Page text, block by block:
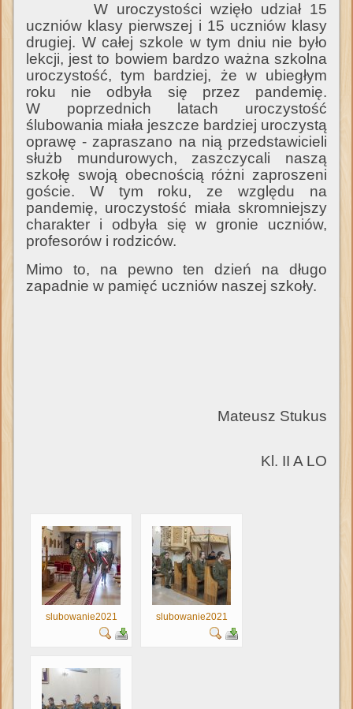
W uroczystości wzięło udział 15
uczniów klasy pierwszej i 15 uczniów klasy
drugiej. W całej szkole w tym dniu nie było
lekcji, jest to bowiem bardzo ważna szkolna
uroczystość, tym bardziej, że w ubiegłym
roku nie odbyła się przez pandemię.
W poprzednich latach uroczystość
ślubowania miała jeszcze bardziej uroczystą
oprawę - zapraszano na nią przedstawicieli
służb mundurowych, zaszczycali naszą
szkołę swoją obecnością różni zaproszeni
goście. W tym roku, ze względu na
pandemię, uroczystość miała skromniejszy
charakter i odbyła się w gronie uczniów,
profesorów i rodziców.
Mimo to, na pewno ten dzień na długo
zapadnie w pamięć uczniów naszej szkoły.
Mateusz Stukus
Kl. II A LO
slubowanie2021 slubowanie2021